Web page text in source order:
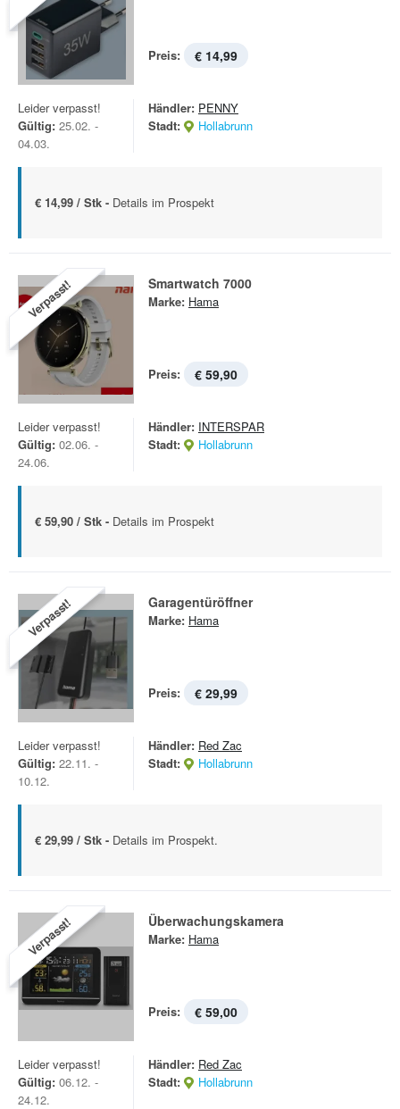
Preis: € 14,99
Leider verpasst!
Gültig: 25.02. -
04.03.
Händler: PENNY
Stadt:
Hollabrunn
€ 14,99 / Stk - Details im Prospekt
Verpasst! Smartwatch 7000
Marke: Hama
Preis: € 59,90
Leider verpasst!
Gültig: 02.06. -
24.06.
Händler: INTERSPAR
Stadt:
Hollabrunn
€ 59,90 / Stk - Details im Prospekt
Verpasst! Garagentüröffner
Marke: Hama
Preis: € 29,99
Leider verpasst!
Gültig: 22.11. -
10.12.
Händler: Red Zac
Stadt:
Hollabrunn
€ 29,99 / Stk - Details im Prospekt.
Verpasst! Überwachungskamera
Marke: Hama
Preis: € 59,00
Leider verpasst!
Gültig: 06.12. -
24.12.
Händler: Red Zac
Stadt:
Hollabrunn